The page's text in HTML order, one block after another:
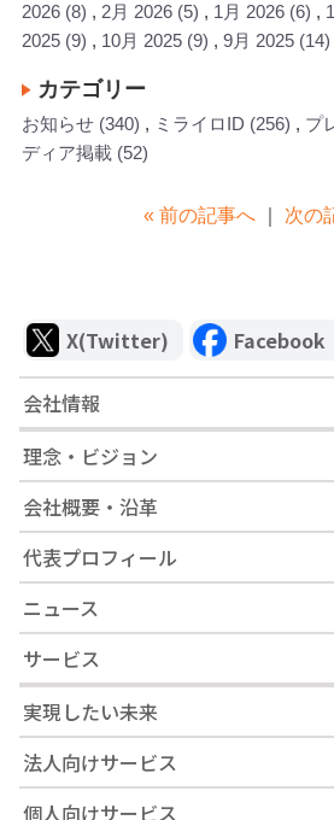
2026 (8) 2月 2026 (5) 1月 2026 (6)
2025 (9) 10月 2025 (9) 9月 2025 (14)
カテゴリー
お知らせ (340) ミライロID (256) プ
ディア掲載 (52)
« 前の記事へ 次の
X(Twitter) Facebook
会社情報
理念・ビジョン
会社概要・沿革
代表プロフィール
ニュース
サービス
実現したい未来
法人向けサービス
個人向けサービス